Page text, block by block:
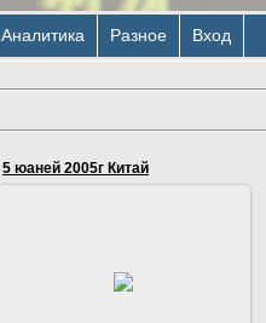
Аналитика Разное Вход
5 юаней 2005г Китай
5 юаней 2005 год. Китай.